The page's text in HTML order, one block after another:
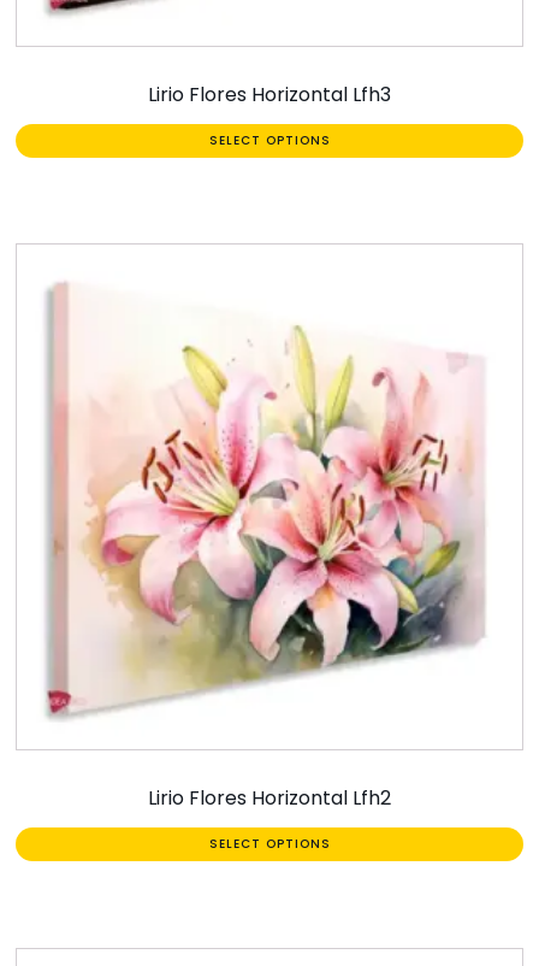
Lirio Flores Horizontal Lfh3
SELECT OPTIONS
Lirio Flores Horizontal Lfh2
SELECT OPTIONS